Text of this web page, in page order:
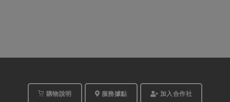
購物說明 服務據點 加入合作社